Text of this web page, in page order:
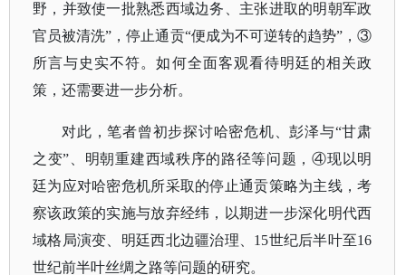
野，并致使一批熟悉西域边务、主张进取的明朝军政
官员被清洗”，停止通贡“便成为不可逆转的趋势”，③
所言与史实不符。如何全面客观看待明廷的相关政
策，还需要进一步分析。
对此，笔者曾初步探讨哈密危机、彭泽与“甘肃
之变”、明朝重建西域秩序的路径等问题，④现以明
廷为应对哈密危机所采取的停止通贡策略为主线，考
察该政策的实施与放弃经纬，以期进一步深化明代西
域格局演变、明廷西北边疆治理、15世纪后半叶至16
世纪前半叶丝绸之路等问题的研究。